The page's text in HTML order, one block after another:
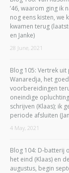
’46, waarom ging ik
nog eens kisten, we
kwamen terug
en Janke)
28 June, 2021
Blog 105: Vertrek
Wanaredja, het
voorbereidingen
oneindige
schrijven (Klaas); ik
periode afsluiten
4 May, 2021
Blog 104: D-batterij
het eind (Klaas) en
augustus, begin